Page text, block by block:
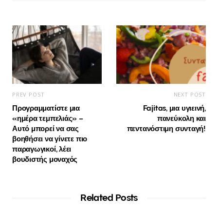
PREV POST
Προγραμματίστε μια
«ημέρα τεμπελιάς» –
Αυτό μπορεί να σας
βοηθήσει να γίνετε πιο
παραγωγικοί, λέει
βουδιστής μοναχός
NEXT POST
Fajitas, μια υγιεινή,
πανεύκολη και
πεντανόστιμη συνταγή!
Related Posts